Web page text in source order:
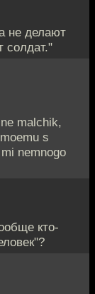
не делают
солдат."
malchik,
s
nemnogo
кто-